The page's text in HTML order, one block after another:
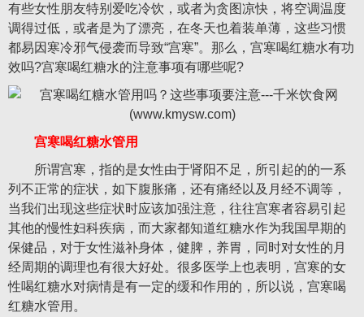
有些女性朋友特别爱吃冷饮，或者为贪图凉快，将空调温度
调得过低，或者是为了漂亮，在冬天也着装单薄，这些习惯
都易因寒冷邪气侵袭而导致“宫寒”。那么，宫寒喝红糖水有功
效吗?宫寒喝红糖水的注意事项有哪些呢?
宫寒喝红糖水管用
所谓宫寒，指的是女性由于肾阳不足，所引起的的一系
列不正常的症状，如下腹胀痛，还有痛经以及月经不调等，
当我们出现这些症状时应该加强注意，往往宫寒者容易引起
其他的慢性妇科疾病，而大家都知道红糖水作为我国早期的
保健品，对于女性滋补身体，健脾，养胃，同时对女性的月
经周期的调理也有很大好处。很多医学上也表明，宫寒的女
性喝红糖水对病情是有一定的缓和作用的，所以说，宫寒喝
红糖水管用。